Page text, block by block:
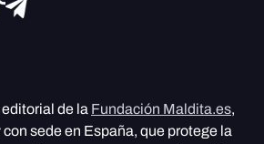
de la Fundación Maldita.es,
sede en España, que protege la